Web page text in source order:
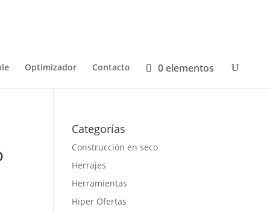
Optimizador Contacto 0 elementos
Categorías
Construcción en seco
Herrajes
Herramientas
Hiper Ofertas